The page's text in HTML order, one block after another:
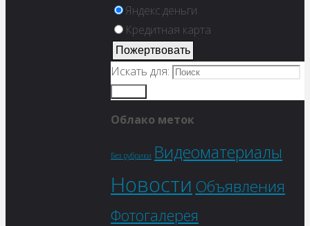
Яндекс.деньги
Кредитная карта
Искать для:
Облако меток
Без рубрики Видеоматериалы
Новости Объявления
Фотогалерея